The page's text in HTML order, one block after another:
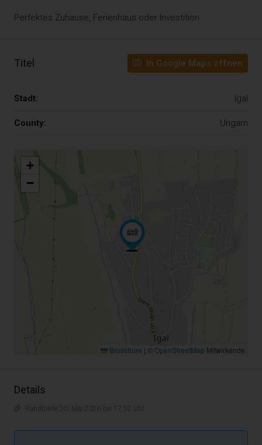
Perfektes Zuhause, Ferienhaus oder Investition
Titel In Google Maps öffnen
Stadt: Igal
County: Ungarn
+
−
Broschüre | © OpenStreetMap Mitwirkende
Details
Randbreite 20. Mai 2026 bei 17:52 Uhr.